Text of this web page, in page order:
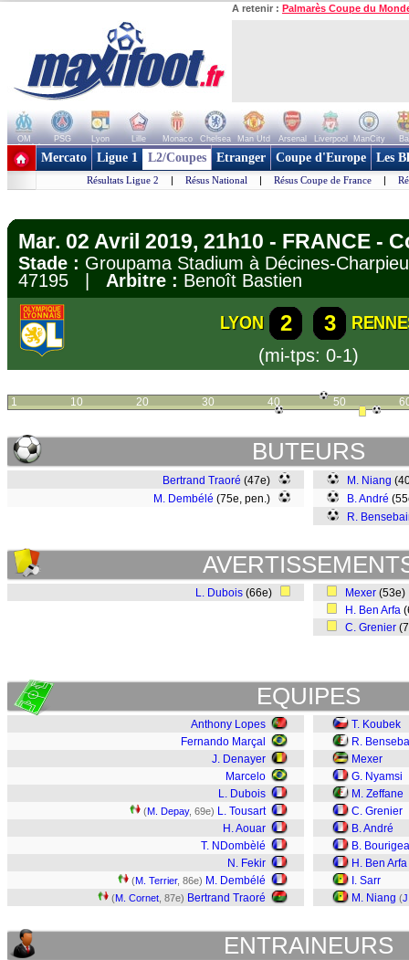
A retenir : Palmarès Coupe du
OM PSG Lyon Lille Monaco Chelsea Man Utd Arsenal Liverpool ManCity
+ de clubs
Mercato Ligue 1 L2/Coupes Etranger Coupe d'Europe Les
Résultats Ligue 2 | Résus National | Résus Coupe de France |
Mar. 02 Avril 2019, 21h10 - FRANCE -
Stade : Groupama Stadium à Décines-
47195 | Arbitre : Benoît Bastien
LYON 2 3
(mi-tps: 0-1)
1 10 20 30 40 50
BUTEURS
Bertrand Traoré (47e)
M. Dembélé (75e, pen.)
M. Niang
B. André
R.
L. Dubois (66e) Mexer
H. Ben Arfa
C. Grenier
EQUIPES
Anthony Lopes
Fernando Marçal
J. Denayer
Marcelo
L. Dubois
(M. Depay, 69e) L. Tousart
H. Aouar
T. NDombèlé
N. Fekir
(M. Terrier, 86e) M. Dembélé
(M. Cornet , 87e) Bertrand Traoré
T. Koubek
R.
Mexer
G. Nyamsi
M. Zeffane
C. Grenier
B. André
B.
H. Ben Arfa
I. Sarr
M. Niang (
ENTRAINEURS